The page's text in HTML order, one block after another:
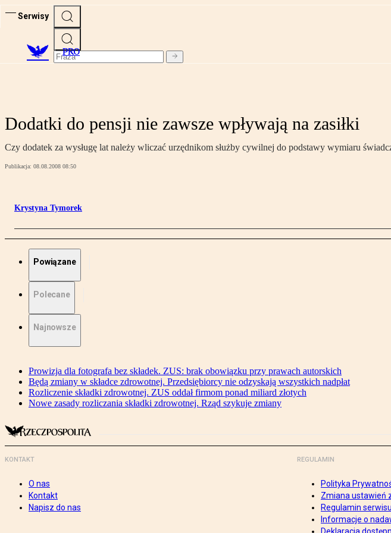
Serwisy
PRO
Dodatki do pensji nie zawsze wpływają na zasiłki
Czy dodatek za wysługę lat należy wliczać urzędnikom służby cywilnej do podstawy wymiaru
Publikacja: 08.08.2008 08:50
Krystyna Tymorek
Powiązane
Polecane
Najnowsze
Prowizja dla fotografa bez składek. ZUS: brak obowiązku przy prawach autorskich
Będą zmiany w składce zdrowotnej. Przedsiębiorcy nie odzyskają wszystkich nadpłat
Rozliczenie składki zdrowotnej. ZUS oddał firmom ponad miliard złotych
Nowe zasady rozliczania składki zdrowotnej. Rząd szykuje zmiany
KONTAKT
O nas
Kontakt
Napisz do nas
REGULAMIN
Polityka
Zmiana ustawień
Regulamin serwisu
Informacje o